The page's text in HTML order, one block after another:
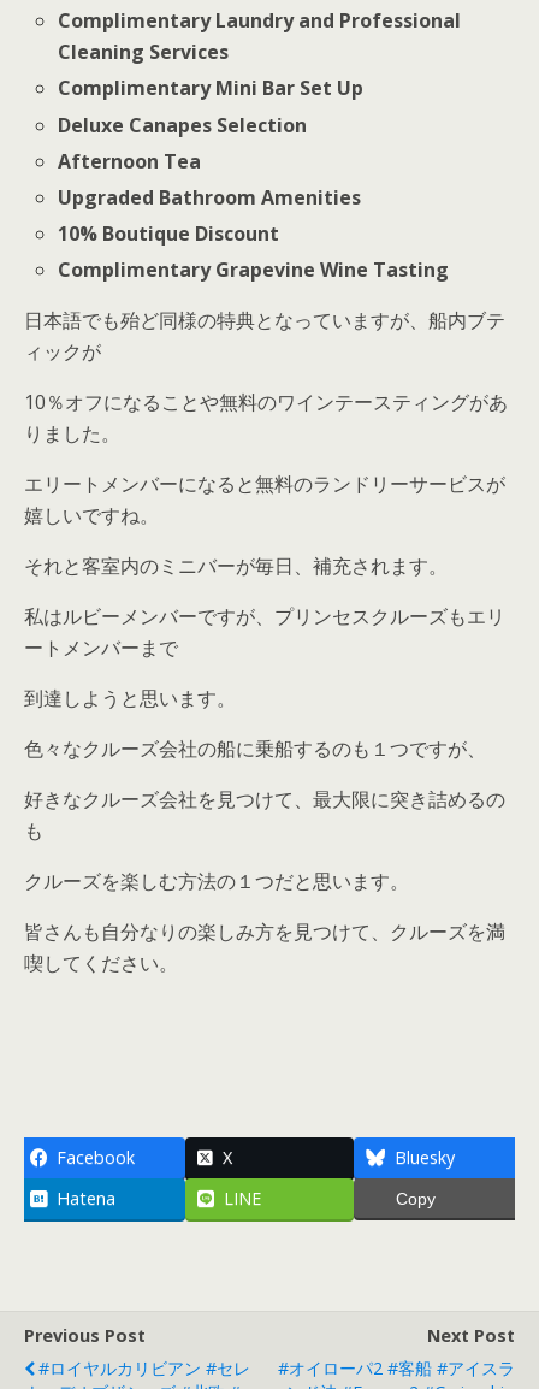
Complimentary Laundry and Professional
Cleaning Services
Complimentary Mini Bar Set Up
Deluxe Canapes Selection
Afternoon Tea
Upgraded Bathroom Amenities
10% Boutique Discount
Complimentary Grapevine Wine Tasting
日本語でも殆ど同様の特典となっていますが、船内ブテ
ィックが
10％オフになることや無料のワインテースティングがあ
りました。
エリートメンバーになると無料のランドリーサービスが
嬉しいですね。
それと客室内のミニバーが毎日、補充されます。
私はルビーメンバーですが、プリンセスクルーズもエリ
ートメンバーまで
到達しようと思います。
色々なクルーズ会社の船に乗船するのも１つですが、
好きなクルーズ会社を見つけて、最大限に突き詰めるの
も
クルーズを楽しむ方法の１つだと思います。
皆さんも自分なりの楽しみ方を見つけて、クルーズを満
喫してください。
Facebook X
Bluesky
Hatena
LINE Copy
Previous Post
#ロイヤルカリビアン #セレ
Next Post
#オイローパ2 #客船 #アイスラ